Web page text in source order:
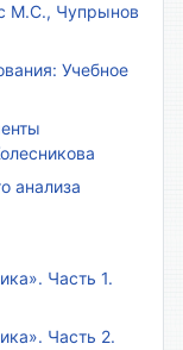
М.С., Чупрынов
Учебное
анализа
Часть 1.
Часть 2.